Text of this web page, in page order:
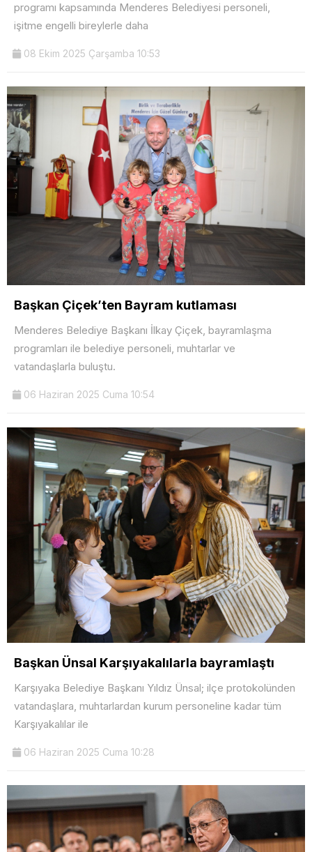
programı kapsamında Menderes Belediyesi personeli,
işitme engelli bireylerle daha
08 Ekim 2025 Çarşamba 10:53
Başkan Çiçek’ten Bayram kutlaması
Menderes Belediye Başkanı İlkay Çiçek, bayramlaşma
programları ile belediye personeli, muhtarlar ve
vatandaşlarla buluştu.
06 Haziran 2025 Cuma 10:54
Başkan Ünsal Karşıyakalılarla bayramlaştı
Karşıyaka Belediye Başkanı Yıldız Ünsal; ilçe protokolünden
vatandaşlara, muhtarlardan kurum personeline kadar tüm
Karşıyakalılar ile
06 Haziran 2025 Cuma 10:28